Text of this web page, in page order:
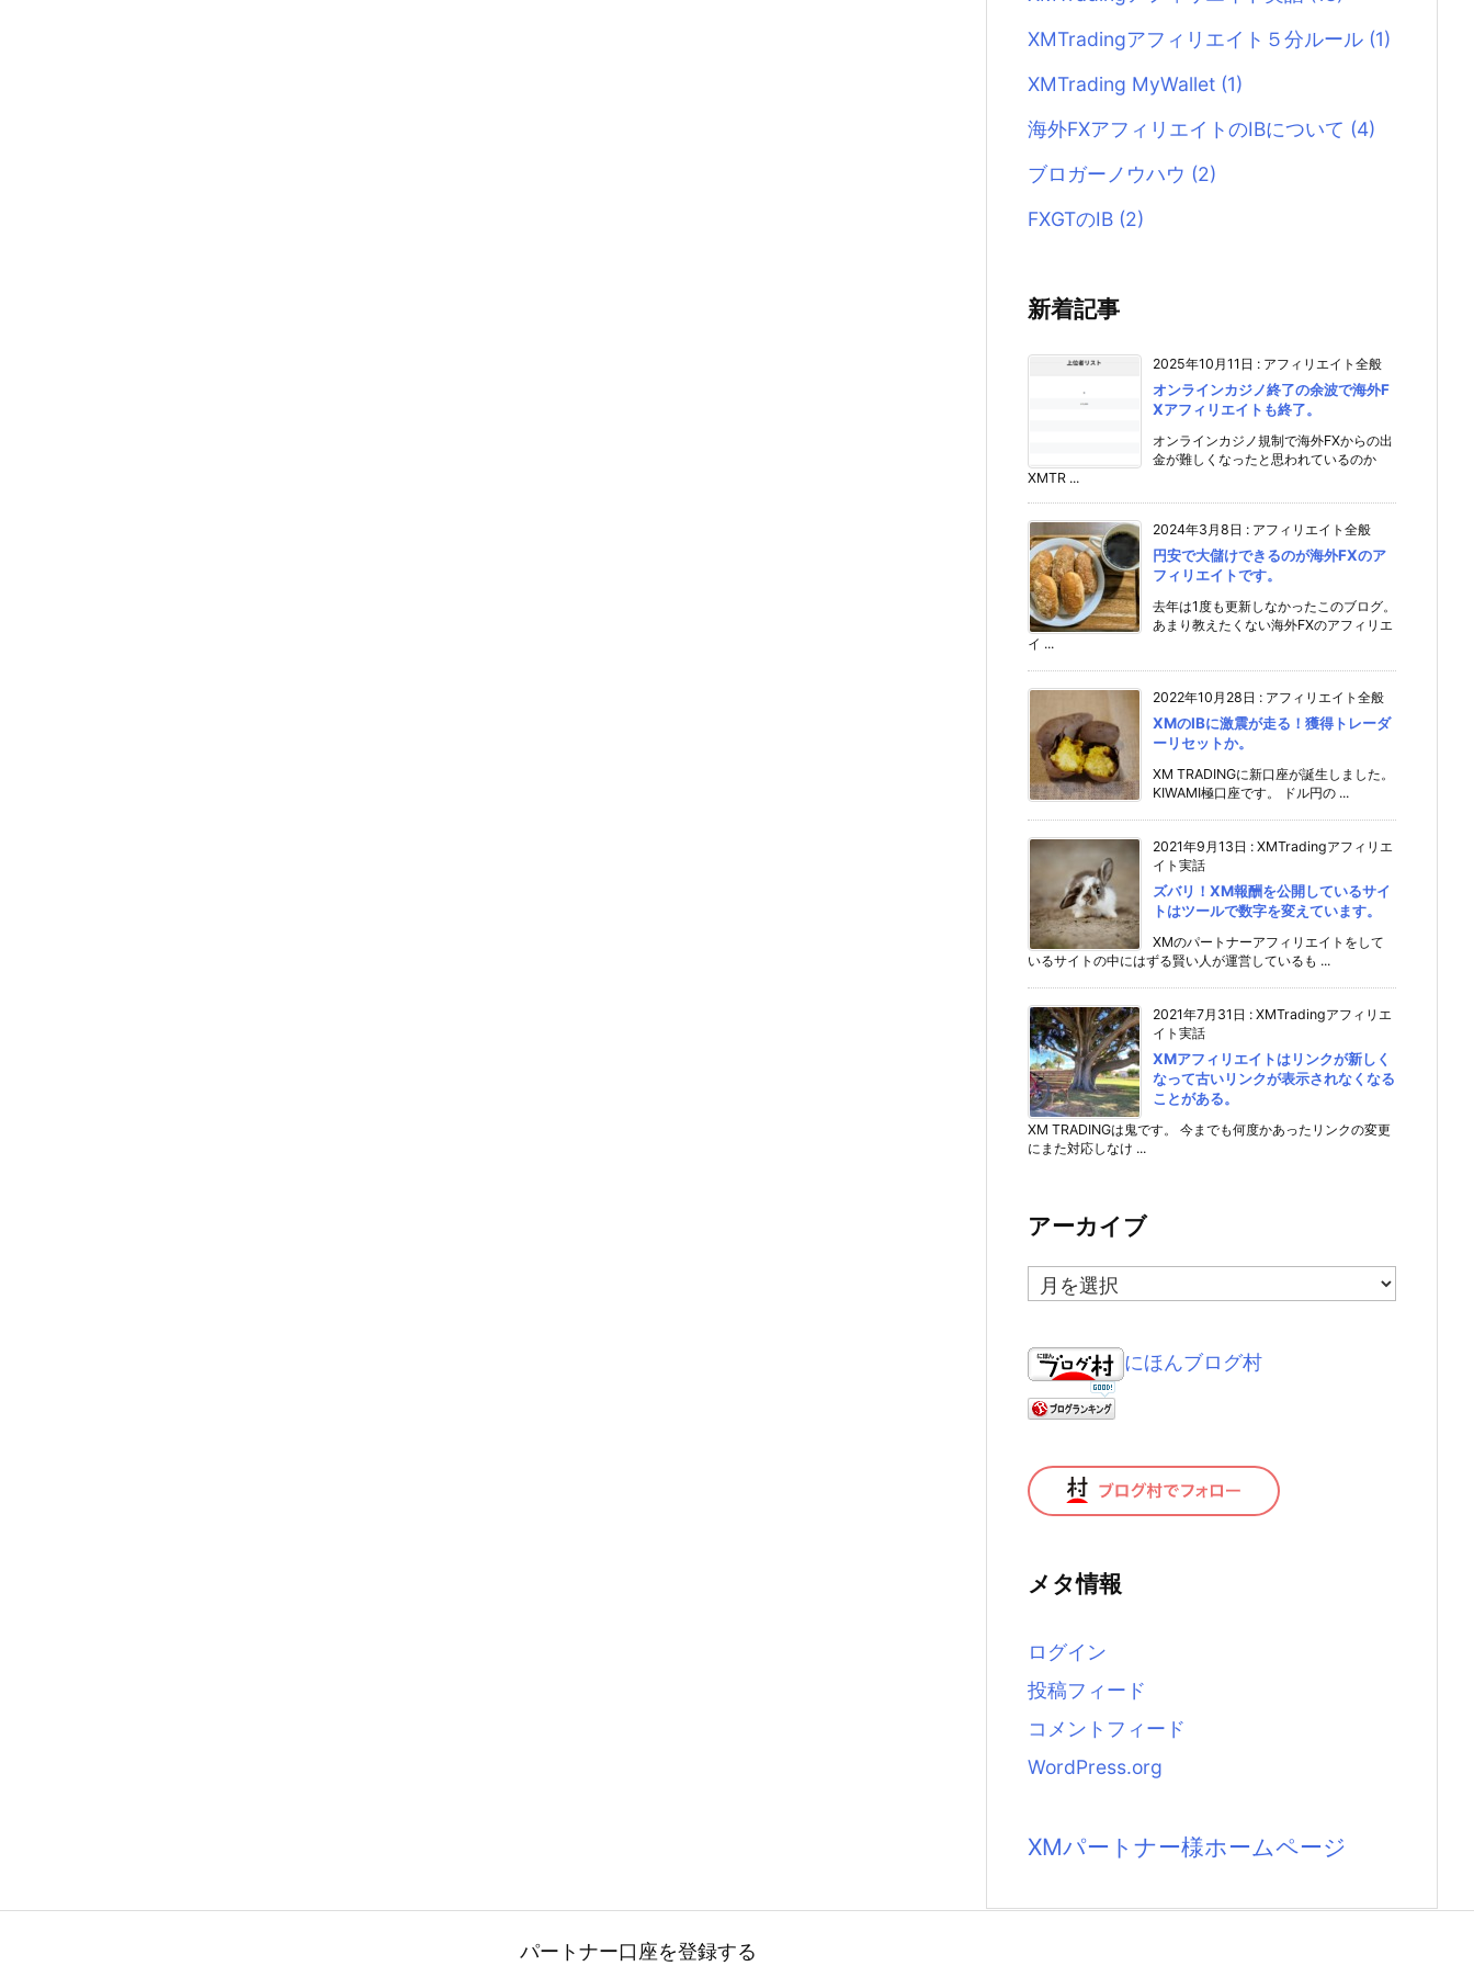
XMTradingアフィリエイト５分ルール (1)
XMTrading MyWallet (1)
海外FXアフィリエイトのIBについて (4)
ブロガーノウハウ (2)
FXGTのIB (2)
新着記事
2025年10月11日 : アフィリエイト全般
オンラインカジノ終了の余波で海外F
Xアフィリエイトも終了。
オンラインカジノ規制で海外FXからの出
金が難しくなったと思われているのか
XMTR ...
2024年3月8日 : アフィリエイト全般
円安で大儲けできるのが海外FXのア
フィリエイトです。
去年は1度も更新しなかったこのブログ。
あまり教えたくない海外FXのアフィリエ
イ ...
2022年10月28日 : アフィリエイト全般
XMのIBに激震が走る！獲得トレーダ
ーリセットか。
XM TRADINGに新口座が誕生しました。
KIWAMI極口座です。 ドル円の ...
2021年9月13日 : XMTradingアフィリエ
イト実話
ズバリ！XM報酬を公開しているサイ
トはツールで数字を変えています。
XMのパートナーアフィリエイトをして
いるサイトの中にはずる賢い人が運営しているも ...
2021年7月31日 : XMTradingアフィリエ
イト実話
XMアフィリエイトはリンクが新しく
なって古いリンクが表示されなくなる
ことがある。
XM TRADINGは鬼です。 今までも何度かあったリンクの変更
にまた対応しなけ ...
アーカイブ
ア
ー
イ
ブ
にほんブログ村
メタ情報
ログイン
投稿フィード
コメントフィード
WordPress.org
XMパートナー様ホームページ
パートナー口座を登録する